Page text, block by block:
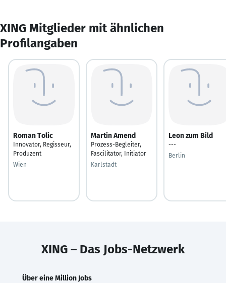
XING Mitglieder mit ähnlichen
Profilangaben
Roman Tolic
Innovator, Regisseur,
Produzent
Wien
Martin Amend
Prozess-Begleiter,
Fascilitator, Initiator
Karlstadt
Leon zum Bild
---
Berlin
XING – Das Jobs-Netzwerk
Über eine Million Jobs